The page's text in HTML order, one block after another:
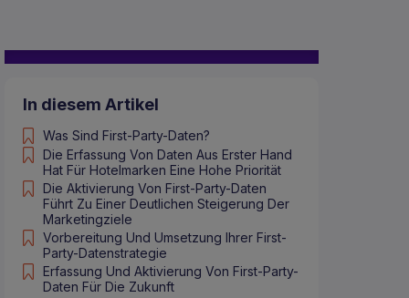
In diesem Artikel
Was Sind First-Party-Daten?
Die Erfassung Von Daten Aus Erster Hand
Hat Für Hotelmarken Eine Hohe Priorität
Die Aktivierung Von First-Party-Daten
Führt Zu Einer Deutlichen Steigerung Der
Marketingziele
Vorbereitung Und Umsetzung Ihrer First-
Party-Datenstrategie
Erfassung Und Aktivierung Von First-Party-
Daten Für Die Zukunft